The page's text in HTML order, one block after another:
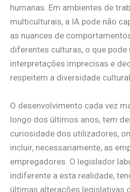
humanas. Em ambientes de
multiculturais, a IA pode não
as nuances de
diferentes culturas, o que pode
interpretações imprecisas e
respeitem a diversidade
O desenvolvimento cada vez
longo dos últimos anos, tem
curiosidade dos utilizadores,
incluir, necessariamente, as
empregadores. O legislador
indiferente a esta realidade,
últimas alterações legislativas